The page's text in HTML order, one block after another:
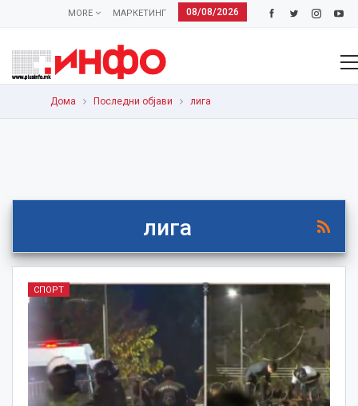
08/08/2026
МАРКЕТИНГ
MORE
Дома Последни објави лига
лига
СПОРТ